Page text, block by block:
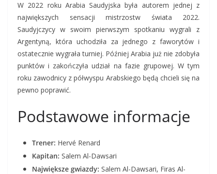
W 2022 roku Arabia Saudyjska była autorem jednej z
największych sensacji mistrzostw świata 2022.
Saudyjczycy w swoim pierwszym spotkaniu wygrali z
Argentyną, która uchodziła za jednego z faworytów i
ostatecznie wygrała turniej. Później Arabia już nie zdobyła
punktów i zakończyła udział na fazie grupowej. W tym
roku zawodnicy z półwyspu Arabskiego będą chcieli się na
pewno poprawić.
Podstawowe informacje
Trener: Hervé Renard
Kapitan: Salem Al-Dawsari
Największe gwiazdy: Salem Al-Dawsari, Firas Al-